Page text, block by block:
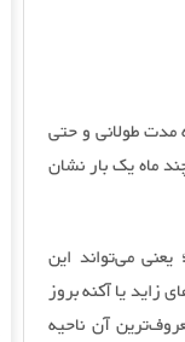
مدت طولانی و حتی
ماه یک بار نشان
می‌تواند این
زاید یا آکنه بروز
آن ناحیه